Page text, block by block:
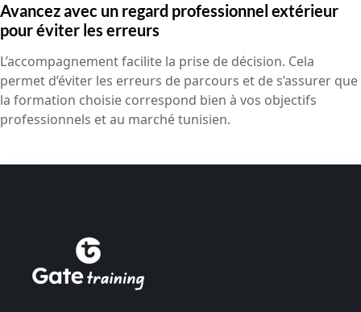
Avancez avec un regard professionnel extérieur
pour éviter les erreurs
L’accompagnement facilite la prise de décision. Cela
permet d’éviter les erreurs de parcours et de s’assurer que
la formation choisie correspond bien à vos objectifs
professionnels et au marché tunisien.